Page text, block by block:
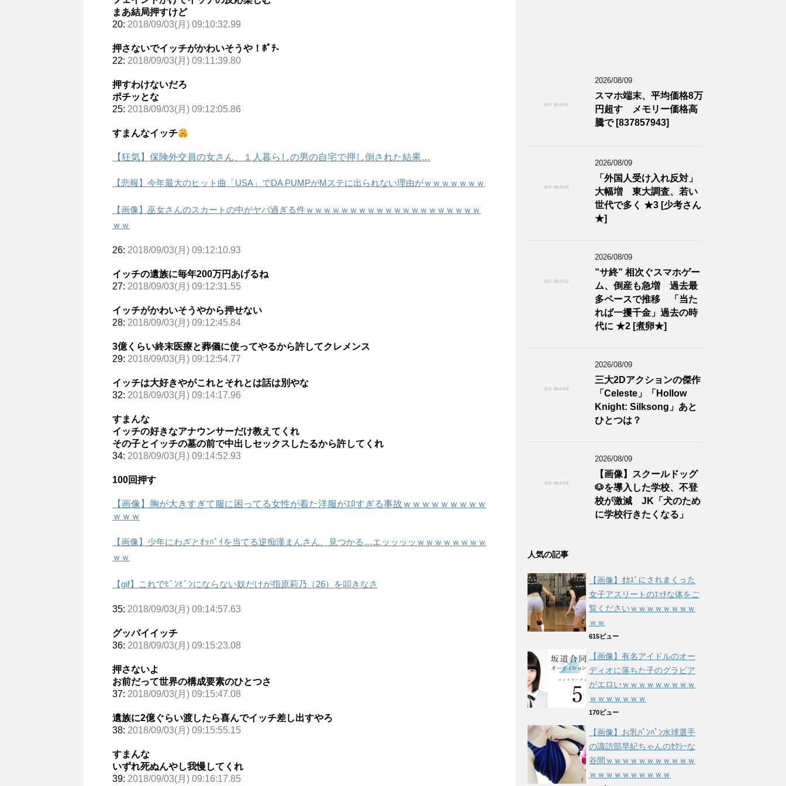
まあ結局押すけど
20: 2018/09/03(月) 09:10:32.99
押さないでイッチがかわいそうや！ﾎﾟﾁ-
22: 2018/09/03(月) 09:11:39.80
押すわけないだろ
ポチッとな
25: 2018/09/03(月) 09:12:05.86
すまんなイッチ
【狂気】保険外交員の女さん、１人暮らしの男の自宅で押し倒された結果…
【悲報】今年最大のヒット曲「USA」でDA PUMPがMステに出られない理由がｗｗｗｗｗｗｗ
【画像】巫女さんのスカートの中がヤバ過ぎる件ｗｗｗｗｗｗｗｗｗｗｗｗｗｗｗｗｗｗｗｗ
ｗｗ
26: 2018/09/03(月) 09:12:10.93
イッチの遺族に毎年200万円あげるね
27: 2018/09/03(月) 09:12:31.55
イッチがかわいそうやから押せない
28: 2018/09/03(月) 09:12:45.84
3億くらい終末医療と葬儀に使ってやるから許してクレメンス
29: 2018/09/03(月) 09:12:54.77
イッチは大好きやがこれとそれとは話は別やな
32: 2018/09/03(月) 09:14:17.96
すまんな
イッチの好きなアナウンサーだけ教えてくれ
その子とイッチの墓の前で中出しセックスしたるから許してくれ
34: 2018/09/03(月) 09:14:52.93
100回押す
【画像】胸が大きすぎて服に困ってる女性が着た洋服がｴﾛすぎる事故ｗｗｗｗｗｗｗｗｗ
ｗｗｗ
【画像】少年にわざとｵｯﾊﾟｲを当てる逆痴漢まんさん、見つかる…エッッッッｗｗｗｗｗｗｗｗ
ｗｗ
【gif】これでﾋﾞﾝﾋﾞﾝにならない奴だけが指原莉乃（26）を叩きなさ
35: 2018/09/03(月) 09:14:57.63
グッバイイッチ
36: 2018/09/03(月) 09:15:23.08
押さないよ
お前だって世界の構成要素のひとつさ
37: 2018/09/03(月) 09:15:47.08
遺族に2億ぐらい渡したら喜んでイッチ差し出すやろ
38: 2018/09/03(月) 09:15:55.15
すまんな
いずれ死ぬんやし我慢してくれ
39: 2018/09/03(月) 09:16:17.85
2026/08/09
スマホ端末、平均価格8万
円超す メモリー価格高
騰で [837857943]
2026/08/09
「外国人受け入れ反対」
大幅増 東大調査、若い
世代で多く ★3 [少考さん
★]
2026/08/09
”サ終” 相次ぐスマホゲー
ム、倒産も急増 過去最
多ペースで推移 「当た
れば一攫千金」過去の時
代に ★2 [煮卵★]
2026/08/09
三大2Dアクションの傑作
「Celeste」「Hollow
Knight: Silksong」あと
ひとつは？
2026/08/09
【画像】スクールドッグ
🐶を導入した学校、不登
校が激減 JK「犬のため
に学校行きたくなる」
人気の記事
【画像】ｵｶｽﾞにされまくった
女子アスリートのｴｯﾁな体をご
覧くださいｗｗｗｗｗｗｗｗ
ｗｗ
615ビュー
【画像】有名アイドルのオー
ディオに落ちた子のグラビア
がエロいｗｗｗｗｗｗｗｗｗ
ｗｗｗｗｗｗｗ
170ビュー
【画像】お乳ﾊﾟﾝﾊﾟﾝ水球選手
の諏訪部早紀ちゃんのｾｸｼｰな
谷間ｗｗｗｗｗｗｗｗｗｗｗ
ｗｗｗｗｗｗｗｗｗｗ